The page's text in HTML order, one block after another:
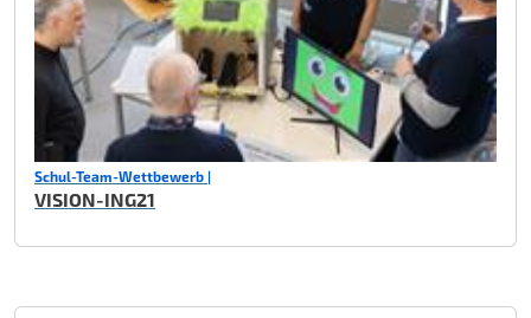
Schul-Team-Wettbewerb |
VISION-ING21